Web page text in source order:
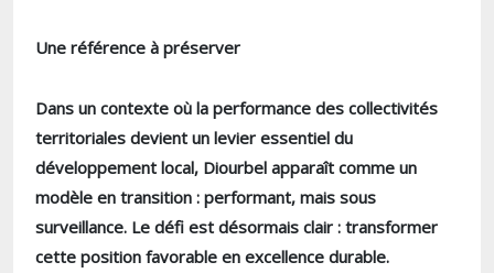
Une référence à préserver
Dans un contexte où la performance des collectivités
territoriales devient un levier essentiel du
développement local, Diourbel apparaît comme un
modèle en transition : performant, mais sous
surveillance. Le défi est désormais clair : transformer
cette position favorable en excellence durable.